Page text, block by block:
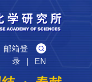
邮箱登
录| EN